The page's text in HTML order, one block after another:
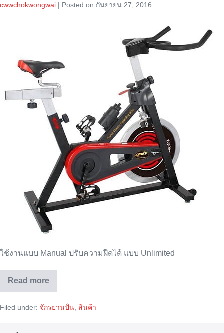
cwwchokwongwai | Posted on กันยายน 27, 2016
North
รุ่น
ใช้งานแบบ Manual ปรับความฝืดได้ แบบ Unlimited
Read more
จักรยาน
เสือ
North
Filed under: จักรยานปั่น สินค้า